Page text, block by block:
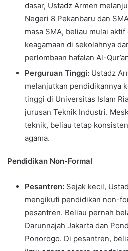
dasar, Ustadz Armen
Negeri 8 Pekanbaru dan
masa SMA, beliau mulai
keagamaan di sekolahnya
perlombaan hafalan Al-
Perguruan Tinggi: Ustadz
melanjutkan pendidikannya
tinggi di Universitas Islam
jurusan Teknik Industri.
teknik, beliau tetap
agama.
Pendidikan Non-Formal
Pesantren: Sejak kecil,
mengikuti pendidikan non-
pesantren. Beliau pernah
Darunnajah Jakarta dan
Ponorogo. Di pesantren,